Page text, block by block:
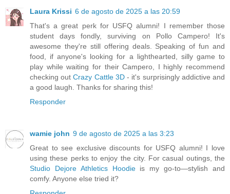
Laura Krissi 6 de agosto de 2025 a las 20:59
That's a great perk for USFQ alumni! I remember those
student days fondly, surviving on Pollo Campero! It's
awesome they're still offering deals. Speaking of fun and
food, if anyone's looking for a lighthearted, silly game to
play while waiting for their Campero, I highly recommend
checking outCrazy Cattle 3D- it's surprisingly addictive and
a good laugh. Thanks for sharing this!
Responder
wamie john 9 de agosto de 2025 a las 3:23
Great to see exclusive discounts for USFQ alumni! I love
using these perks to enjoy the city. For casual outings, the
Studio Dejore Athletics Hoodieis my go-to—stylish and
comfy. Anyone else tried it?